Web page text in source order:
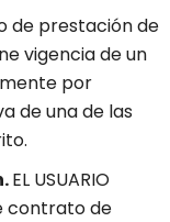
de prestación de
vigencia de un
por
de una de las
EL USUARIO
contrato de